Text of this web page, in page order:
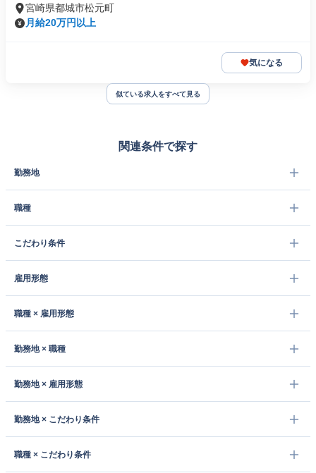
宮崎県都城市松元町
月給20万円以上
気になる
似ている求人をすべて見る
関連条件で探す
勤務地
職種
こだわり条件
雇用形態
職種 × 雇用形態
勤務地 × 職種
勤務地 × 雇用形態
勤務地 × こだわり条件
職種 × こだわり条件